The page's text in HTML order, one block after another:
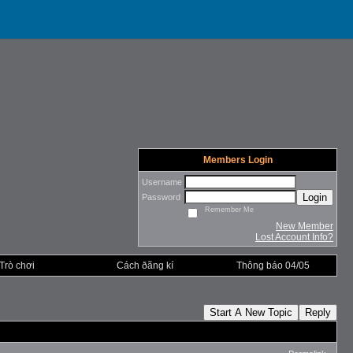
Members Login
Username
Password
Login
Remember Me
New Member
Lost Account Info?
Trò chơi Cách ðãng kí Thông báo 04/05
Start A New Topic Reply